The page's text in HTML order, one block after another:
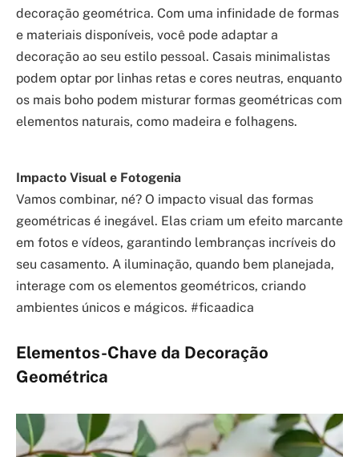
decoração geométrica. Com uma infinidade de formas
e materiais disponíveis, você pode adaptar a
decoração ao seu estilo pessoal. Casais minimalistas
podem optar por linhas retas e cores neutras, enquanto
os mais boho podem misturar formas geométricas com
elementos naturais, como madeira e folhagens.
Impacto Visual e Fotogenia
Vamos combinar, né? O impacto visual das formas
geométricas é inegável. Elas criam um efeito marcante
em fotos e vídeos, garantindo lembranças incríveis do
seu casamento. A iluminação, quando bem planejada,
interage com os elementos geométricos, criando
ambientes únicos e mágicos. #ficaadica
Elementos-Chave da Decoração
Geométrica